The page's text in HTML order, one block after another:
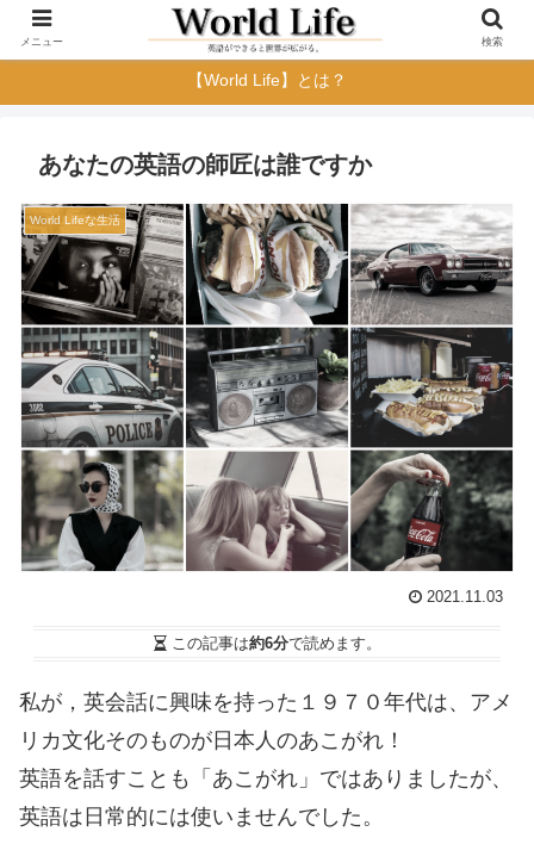
【World Life】とは？
あなたの英語の師匠は誰ですか
World Lifeな生活
2021.11.03
この記事は約6分で読めます。
私が，英会話に興味を持った１９７０年代は、アメ
リカ文化そのものが日本人のあこがれ！
英語を話すことも「あこがれ」ではありましたが、
英語は日常的には使いませんでした。
メニュー 検索